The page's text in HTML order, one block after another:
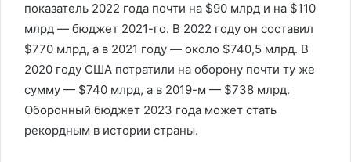
показатель 2022 года почти на $90 млрд и на $110
млрд — бюджет 2021-го. В 2022 году он составил
$770 млрд, а в 2021 году — около $740,5 млрд. В
2020 году США потратили на оборону почти ту же
сумму — $740 млрд, а в 2019-м — $738 млрд.
Оборонный бюджет 2023 года может стать
рекордным в истории страны.